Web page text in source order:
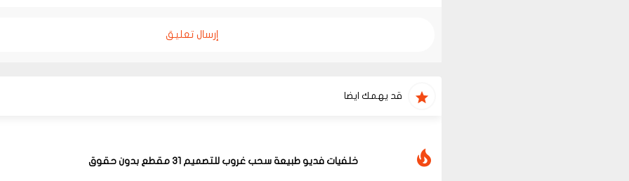
إرسال تعليق
قد يهمك ايضا
خلفيات فديو طبيعة سحب غروب للتصميم 31 مقطع بدون حقوق